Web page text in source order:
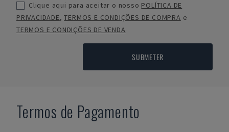
Clique aqui para aceitar o nosso POLÍTICA DE
PRIVACIDADE,TERMOS E CONDIÇÕES DE COMPRA e
TERMOS E CONDIÇÕES DE VENDA
SUBMETER
Termos de Pagamento